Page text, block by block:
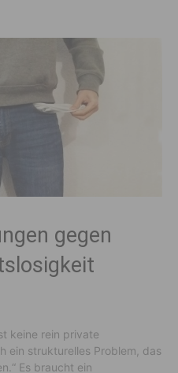
gegen
keine rein private
ein strukturelles Problem, das
Es braucht ein